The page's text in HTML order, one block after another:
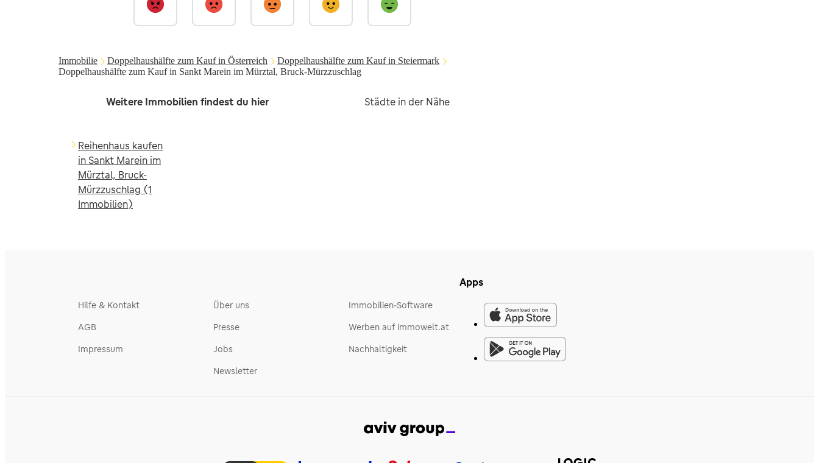
Immobilie Doppelhaushälfte zum Kauf in Österreich
Doppelhaushälfte zum Kauf in Steiermark
Doppelhaushälfte zum Kauf in Sankt Marein im Mürztal, Bruck-Mürzzuschlag
Weitere Immobilien findest du hier Städte in der Nähe
Reihenhaus kaufen
in Sankt Marein im
Mürztal, Bruck-
Mürzzuschlag (1
Immobilien)
Hilfe & Kontakt
AGB
Impressum
Über uns
Presse
Jobs
Newsletter
Immobilien-Software
Werben auf immowelt.at
Nachhaltigkeit
Apps